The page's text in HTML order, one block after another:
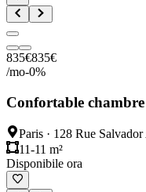
835€835€
/mo-0%
Confortable
Paris · 128 Rue
11-11 m²
Disponibile ora